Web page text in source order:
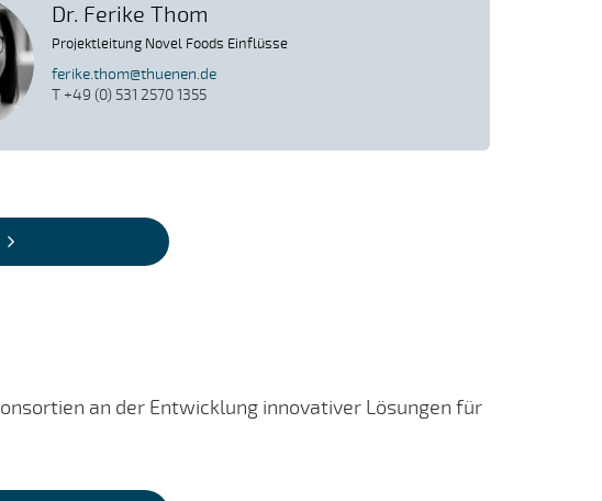
Dr. Ferike Thom
Projektleitung Novel Foods Einflüsse
ferike.thom@thuenen.de
T +49 (0) 531 2570 1355
an der Entwicklung innovativer Lösungen für